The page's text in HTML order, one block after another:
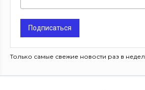
Подписаться
Только самые свежие новости раз в